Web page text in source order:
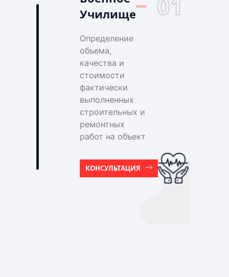
Училище
Определение
объема,
качества и
стоимости
фактически
выполненных
строительных и
ремонтных
работ на объект
КОНСУЛЬТАЦИЯ